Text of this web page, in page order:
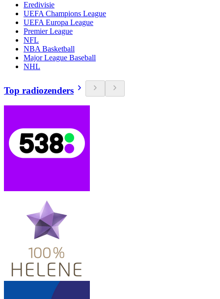
Eredivisie
UEFA Champions League
UEFA Europa League
Premier League
NFL
NBA Basketball
Major League Baseball
NHL
Top radiozenders